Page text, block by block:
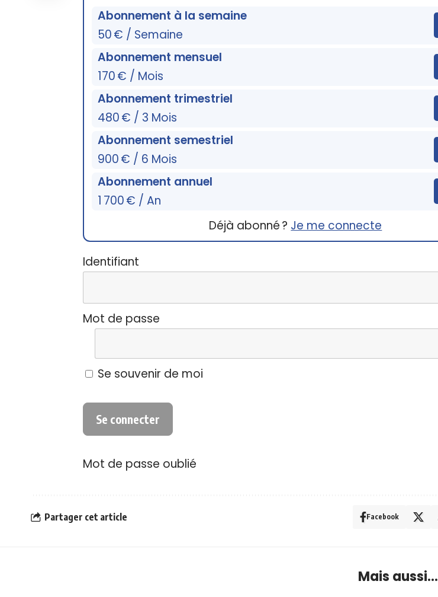
Abonnement à la semaine
50 € / Semaine
Abonnement mensuel
170 € / Mois
Abonnement trimestriel
480 € / 3 Mois
Abonnement semestriel
900 € / 6 Mois
Abonnement annuel
1 700 € / An
Déjà abonné ? Je me connecte
Identifiant
Mot de passe
Se souvenir de moi
Mot de passe oublié
Partager cet article Facebook
Mais aussi...